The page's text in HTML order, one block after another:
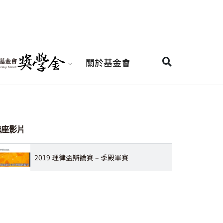
關於基金會
影片
2019 理律盃辯論賽 – 季殿軍賽